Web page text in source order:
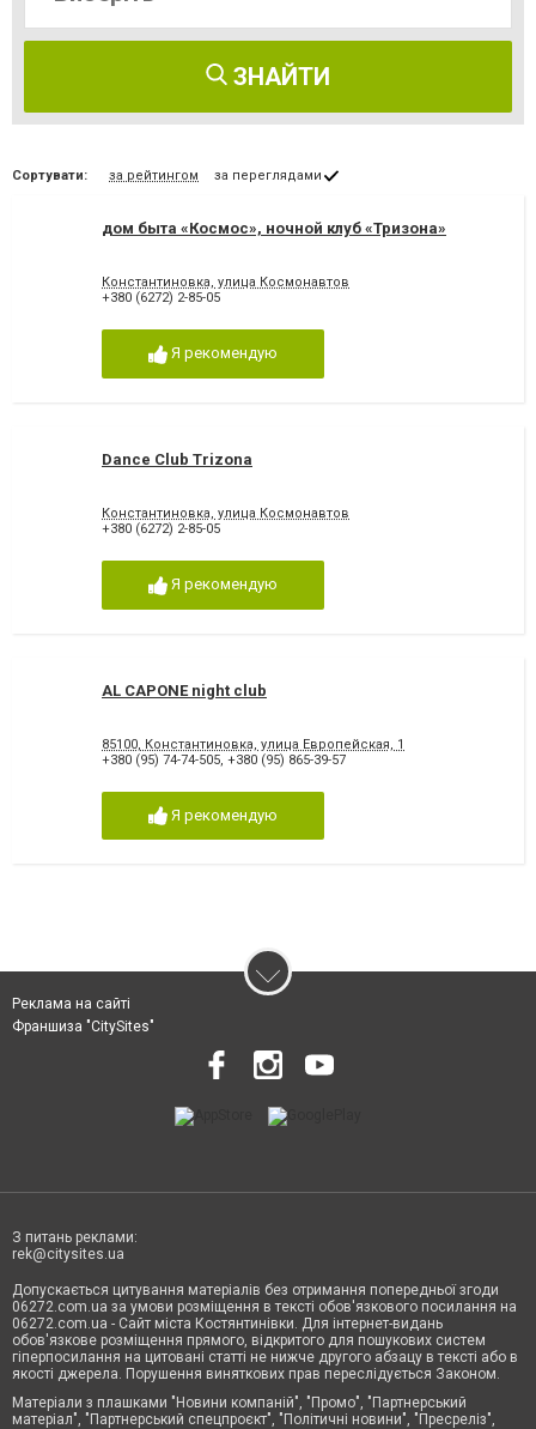
ЗНАЙТИ
Сортувати: за рейтингом за переглядами
дом быта «Космос», ночной клуб «Тризона»
Константиновка, улица Космонавтов
+380 (6272) 2-85-05
Я рекомендую
Dance Club Trizona
Константиновка, улица Космонавтов
+380 (6272) 2-85-05
Я рекомендую
AL CAPONE night club
85100, Константиновка, улица Европейская, 1
+380 (95) 74-74-505, +380 (95) 865-39-57
Я рекомендую
Реклама на сайті
Франшиза "CitySites"
З питань реклами:
rek@citysites.ua
Допускається цитування матеріалів без отримання попередньої згоди
06272.com.ua за умови розміщення в тексті обов'язкового посилання на
06272.com.ua - Сайт міста Костянтинівки. Для інтернет-видань
обов'язкове розміщення прямого, відкритого для пошукових систем
гіперпосилання на цитовані статті не нижче другого абзацу в тексті або в
якості джерела. Порушення виняткових прав переслідується Законом.
Матеріали з плашками "Новини компаній", "Промо", "Партнерський
матеріал", "Партнерський спецпроєкт", "Політичні новини", "Пресреліз",